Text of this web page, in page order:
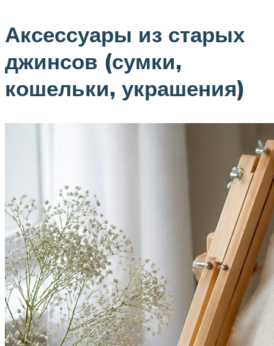
Аксессуары из старых
джинсов (сумки,
кошельки, украшения)